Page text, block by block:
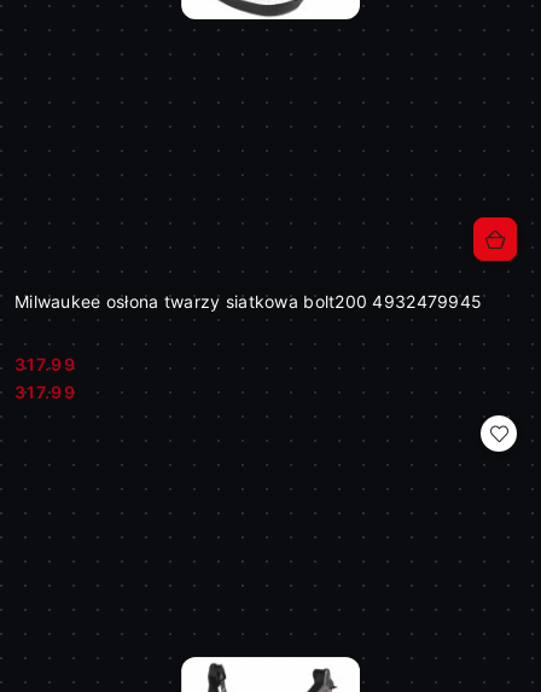
Milwaukee osłona twarzy siatkowa bolt200 4932479945
Cena:
317.99
Cena:
317.99